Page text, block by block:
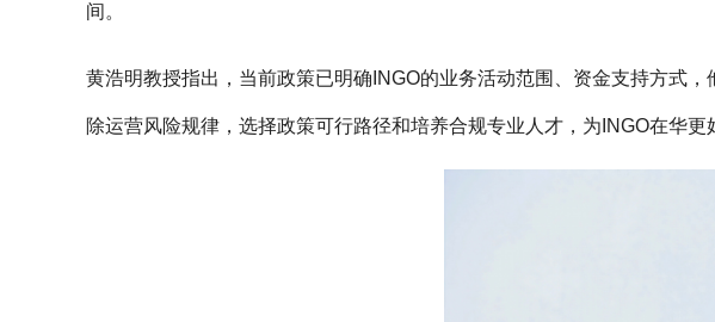
间。
黄浩明教授指出，当前政策已明确INGO的业务活动范围、资金支持方式
除运营风险规律，选择政策可行路径和培养合规专业人才，为INGO在华更